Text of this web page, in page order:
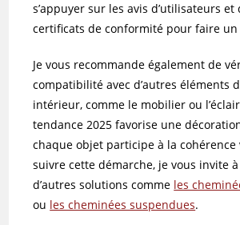
s’appuyer sur les avis d’utilisateurs
certificats de conformité pour faire un
Je vous recommande également de
compatibilité avec d’autres éléments
intérieur, comme le mobilier ou
tendance 2025 favorise une
chaque objet participe à la cohérence
suivre cette démarche, je vous invite
d’autres solutions comme les
ou les cheminées suspendues.